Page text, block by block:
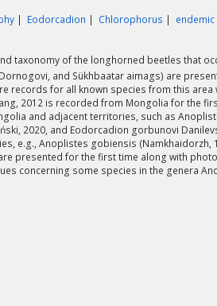
Eodorcadion Chlorophorus
taxonomy of the longhorned beetles that
and Sükhbaatar aimags) are
records for all known species from this
2012 is recorded from Mongolia for the
and adjacent territories, such as
2020, and Eodorcadion gorbunovi
e.g., Anoplistes gobiensis (Namkhaidorzh,
presented for the first time along with
concerning some species in the genera